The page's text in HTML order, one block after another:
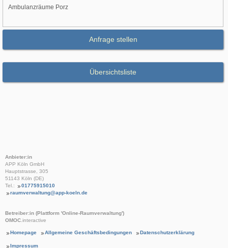
Ambulanzräume Porz
Anfrage stellen
Übersichtsliste
Anbieter:in
APP Köln GmbH
Hauptstrasse, 305
51143 Köln (DE)
Tel.:
01775915010
raumverwaltung@app-koeln.de
Betreiber:in (Plattform 'Online-Raumverwaltung')
OMOC.interactive
Homepage Allgemeine Geschäftsbedingungen Datenschutzerklärung
Impressum